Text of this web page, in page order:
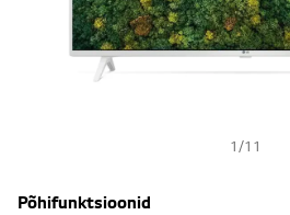
1 /11
Põhifunktsioonid